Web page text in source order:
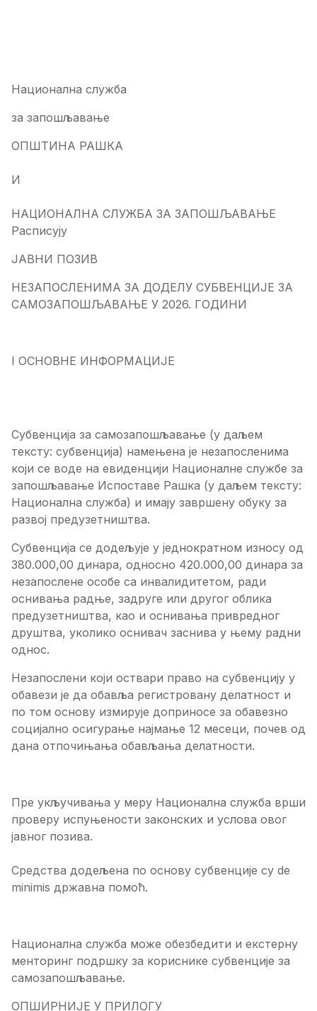
Национална служба
за запошљавање
ОПШТИНА РАШКА
И
НАЦИОНАЛНА СЛУЖБА ЗА ЗАПОШЉАВАЊЕ
Расписују
ЈАВНИ ПОЗИВ
НЕЗАПОСЛЕНИМА ЗА ДОДЕЛУ СУБВЕНЦИЈЕ ЗА
САМОЗАПОШЉАВАЊЕ У 2026. ГОДИНИ
I ОСНОВНЕ ИНФОРМАЦИЈЕ
Субвенција за самозапошљавање (у даљем
тексту: субвенција) намењена је незапосленима
који се воде на евиденцији Националне службе за
запошљавање Испоставе Рашка (у даљем тексту:
Национална служба) и имају завршену обуку за
развој предузетништва.
Субвенција се додељује у једнократном износу од
380.000,00 динара, односно 420.000,00 динара за
незапослене особе са инвалидитетом, ради
оснивања радње, задруге или другог облика
предузетништва, као и оснивања привредног
друштва, уколико оснивач заснива у њему радни
однос.
Незапослени који оствари право на субвенцију у
обавези је да обавља регистровану делатност и
по том основу измирује доприносе за обавезно
социјално осигурање најмање 12 месеци, почев од
дана отпочињања обављања делатности.
Пре укључивања у меру Национална служба врши
проверу испуњености законских и услова овог
јавног позива.
Средства додељена по основу субвенције су de
minimis државна помоћ.
Национална служба може обезбедити и екстерну
менторинг подршку за кориснике субвенције за
самозапошљавање.
ОПШИРНИЈЕ У ПРИЛОГУ